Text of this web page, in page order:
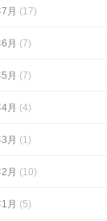
月 (17)
月 (7)
月 (7)
月 (4)
月 (1)
月 (10)
月 (5)